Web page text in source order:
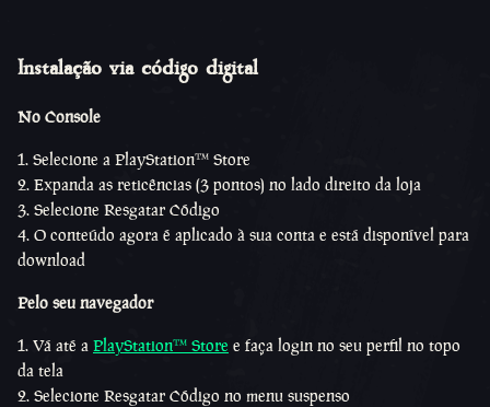
Instalação via código digital
No Console
Selecione a PlayStation™ Store
Expanda as reticências (3 pontos) no lado direito da loja
Selecione Resgatar Código
O conteúdo agora é aplicado à sua conta e está disponível para
download
Pelo seu navegador
Vá até a PlayStation™ Store e faça login no seu perfil no topo
da tela
Selecione Resgatar Código no menu suspenso